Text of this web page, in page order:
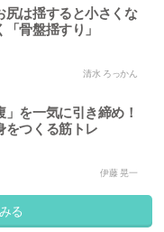
尻は揺すると小さくな
骨盤揺すり」
清水 ろっかん
」を一気に引き締め！
をつくる筋トレ
伊藤 晃一
る